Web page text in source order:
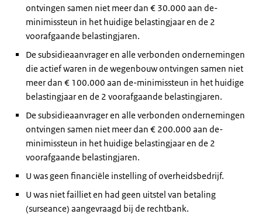
ontvingen samen niet meer dan € 30.000 aan de-
minimissteun in het huidige belastingjaar en de 2
voorafgaande belastingjaren.
De subsidieaanvrager en alle verbonden ondernemingen
die actief waren in de wegenbouw ontvingen samen niet
meer dan € 100.000 aan de-minimissteun in het huidige
belastingjaar en de 2 voorafgaande belastingjaren.
De subsidieaanvrager en alle verbonden ondernemingen
ontvingen samen niet meer dan € 200.000 aan de-
minimissteun in het huidige belastingjaar en de 2
voorafgaande belastingjaren.
U was geen financiële instelling of overheidsbedrijf.
U was niet failliet en had geen uitstel van betaling
(surseance) aangevraagd bij de rechtbank.